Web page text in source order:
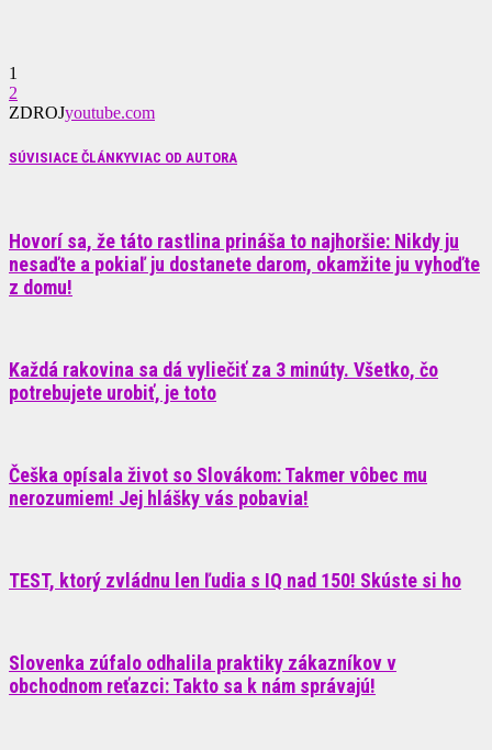
1
2
ZDROJyoutube.com
SÚVISIACE ČLÁNKYVIAC OD AUTORA
Hovorí sa, že táto rastlina prináša to najhoršie: Nikdy ju
nesaďte a pokiaľ ju dostanete darom, okamžite ju vyhoďte
z domu!
Každá rakovina sa dá vyliečiť za 3 minúty. Všetko, čo
potrebujete urobiť, je toto
Češka opísala život so Slovákom: Takmer vôbec mu
nerozumiem! Jej hlášky vás pobavia!
TEST, ktorý zvládnu len ľudia s IQ nad 150! Skúste si ho
Slovenka zúfalo odhalila praktiky zákazníkov v
obchodnom reťazci: Takto sa k nám správajú!